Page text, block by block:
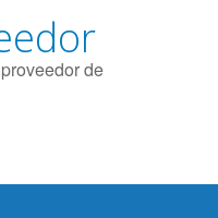
de